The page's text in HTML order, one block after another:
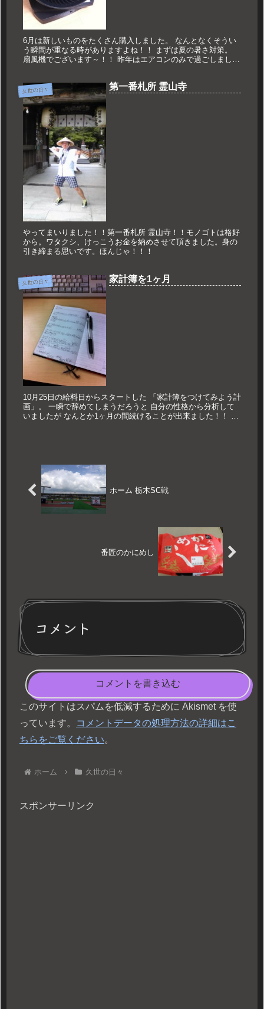
6月は新しいものをたくさん購入しました。 なんとなくそうい
う瞬間が重なる時がありますよね！！ まずは夏の暑さ対策。
扇風機でございます～！！ 昨年はエアコンのみで過ごしました
久世の日々 第一番札所 霊山寺
やってまいりました！！第一番札所 霊山寺！！モノゴトは格好
から。ワタクシ、けっこうお金を納めさせて頂きました。身の
引き締まる思いです。ほんじゃ！！！
久世の日々 家計簿を1ヶ月
10月25日の給料日からスタートした 「家計簿をつけてみよう計
画」。 一瞬で辞めてしまうだろうと 自分の性格から分析して
いましたが なんとか1ヶ月の間続けることが出来ました！！ 僕
ホーム 栃木SC戦
番匠のかにめし
コメント
コメントを書き込む
このサイトはスパムを低減するために Akismet を使
っています。
コメントデータの処理方法の詳細はこ
ちらをご覧ください。
ホーム 久世の日々
スポンサーリンク